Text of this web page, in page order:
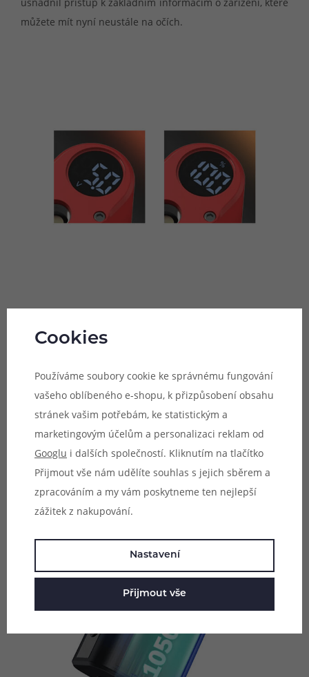
můžete mít nyní neustále na očích.
Integrovaná baterie
solidní kapacitou, která se zastavila na krásných 1050
mAh. Díky této kapacitě se můžete těšit na výbornou
výdrž na jedno nabití. V případě potřeby potom postačí
kdykoliv připojit USB-C kabel a baterii pohodlně dobít.
Mod podporuje nabíjení proudem 1 A.
Cookies
Používáme soubory cookie ke správnému fungování
vašeho oblíbeného e-shopu, k přizpůsobení obsahu
stránek vašim potřebám, ke statistickým a
marketingovým účelům a personalizaci reklam od
Googlu i dalších společností. Kliknutím na tlačítko
Přijmout vše nám udělíte souhlas s jejich sběrem a
zpracováním a my vám poskytneme ten nejlepší
zážitek z nakupování.
Nastavení
Přijmout vše